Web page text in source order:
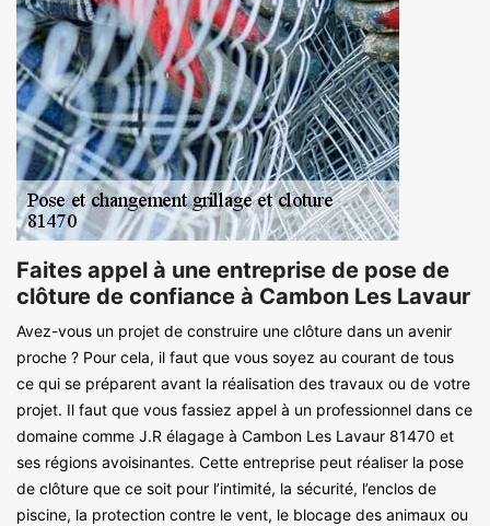
Faites appel à une entreprise de pose de
clôture de confiance à Cambon Les Lavaur
Avez-vous un projet de construire une clôture dans un avenir
proche ? Pour cela, il faut que vous soyez au courant de tous
ce qui se préparent avant la réalisation des travaux ou de votre
projet. Il faut que vous fassiez appel à un professionnel dans ce
domaine comme J.R élagage à Cambon Les Lavaur 81470 et
ses régions avoisinantes. Cette entreprise peut réaliser la pose
de clôture que ce soit pour l’intimité, la sécurité, l’enclos de
piscine, la protection contre le vent, le blocage des animaux ou